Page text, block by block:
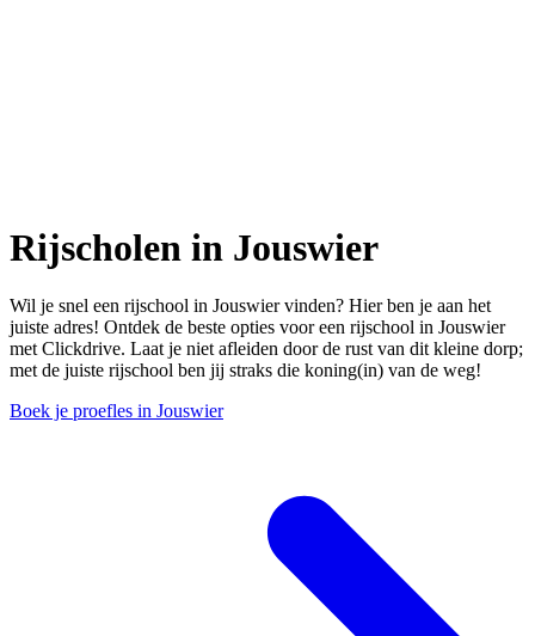
Rijscholen in Jouswier
Wil je snel een rijschool in Jouswier vinden? Hier ben je aan het
juiste adres! Ontdek de beste opties voor een rijschool in Jouswier
met Clickdrive. Laat je niet afleiden door de rust van dit kleine dorp;
met de juiste rijschool ben jij straks die koning(in) van de weg!
Boek je proefles in Jouswier